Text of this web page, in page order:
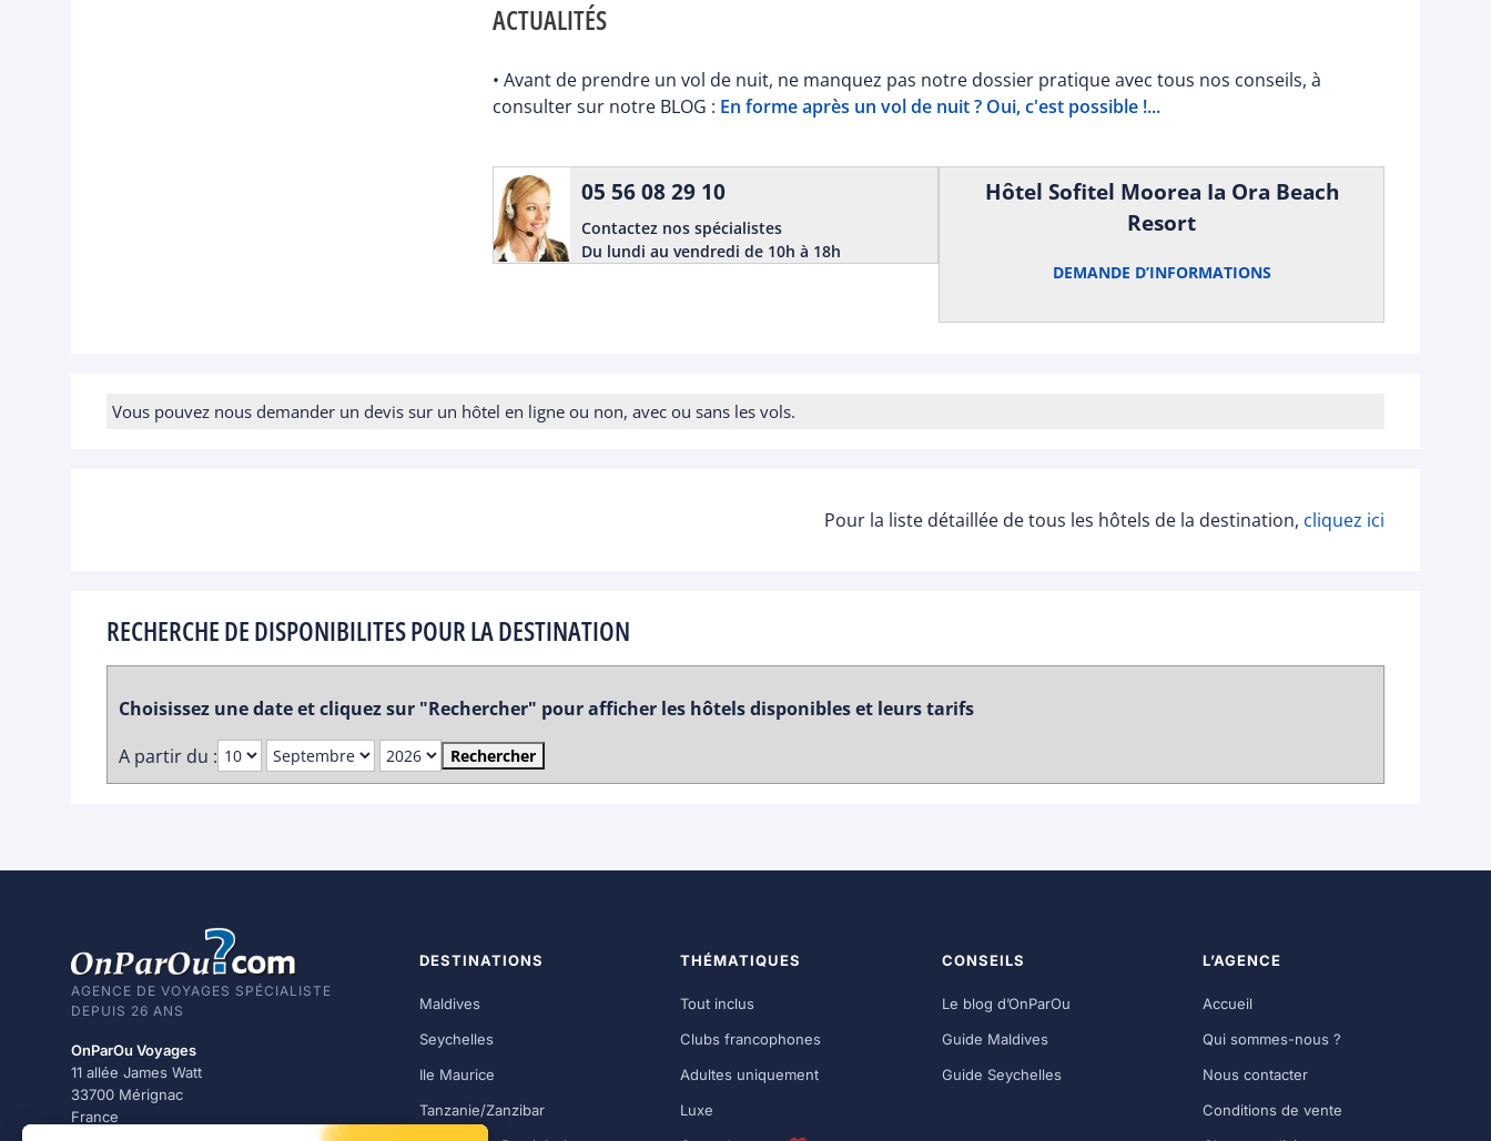
ACTUALITÉS
• Avant de prendre un vol de nuit, ne manquez pas notre dossier pratique avec tous nos conseils, à
consulter sur notre BLOG : En forme après un vol de nuit ? Oui, c'est possible !...
05 56 08 29 10
Contactez nos spécialistes
Du lundi au vendredi de 10h à 18h
Hôtel Sofitel Moorea Ia Ora Beach
Resort
DEMANDE D’INFORMATIONS
Vous pouvez nous demander un devis sur un hôtel en ligne ou non, avec ou sans les vols.
Pour la liste détaillée de tous les hôtels de la destination, cliquez ici
RECHERCHE DE DISPONIBILITES POUR LA DESTINATION
Choisissez une date et cliquez sur "Rechercher" pour afficher les hôtels disponibles et leurs tarifs
A partir du :
Rechercher
AGENCE DE VOYAGES SPÉCIALISTE
DEPUIS 26 ANS
OnParOu Voyages
11 allée James Watt
33700 Mérignac
France
DESTINATIONS
Maldives
Seychelles
Ile Maurice
Tanzanie/Zanzibar
THÉMATIQUES
Tout inclus
Clubs francophones
Adultes uniquement
Luxe
CONSEILS
Le blog d’OnParOu
Guide Maldives
Guide Seychelles
L’AGENCE
Accueil
Qui sommes-nous ?
Nous contacter
Conditions de vente